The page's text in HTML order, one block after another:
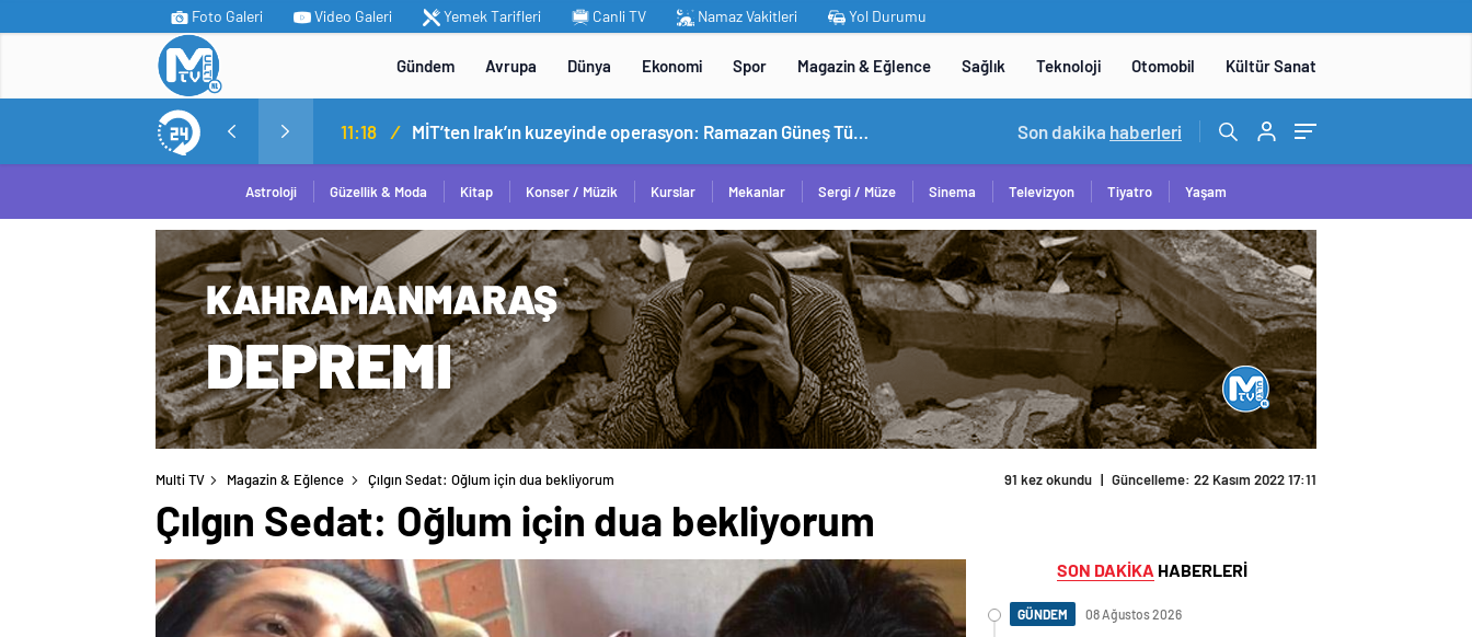
Foto Galeri Video Galeri Yemek Tarifleri Canli TV Namaz Vakitleri Yol Durumu
Gündem Avrupa Dünya Ekonomi Spor Magazin & Eğlence Sağlık Teknoloji Otomobil Kültür Sanat
MİT’ten Irak’ın kuzeyinde operasyon: Ramazan Güneş Türkiye’ye getirildi 14:05 / Yerli otomobil TOGG’un ustaları burada yetişecek 15:06 / DENEYAP Teknoloji Atölyeleri uygulama sınavı 1
Son dakika haberleri
Astroloji Güzellik & Moda Kitap Konser / Müzik Kurslar Mekanlar Sergi / Müze Sinema Televizyon Tiyatro Yaşam
Multi TV Magazin & Eğlence Çılgın Sedat: Oğlum için dua bekliyorum 91 kez okundu | Güncelleme: 22 Kasım 2022 17:11
Çılgın Sedat: Oğlum için dua bekliyorum
SON DAKİKA HABERLERİ
GÜNDEM 08 Ağustos 2026